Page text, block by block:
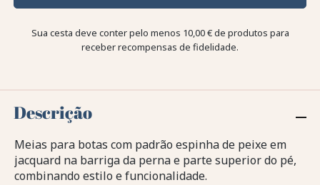
Sua cesta deve conter pelo menos 10,00 € de produtos para
receber recompensas de fidelidade.
Descrição
Meias para botas com padrão espinha de peixe em
jacquard na barriga da perna e parte superior do pé,
combinando estilo e funcionalidade.